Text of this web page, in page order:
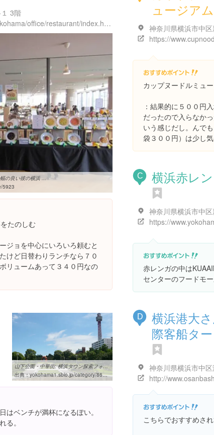
3階
https://www.jica.go.jp/domestic/yokohama/office/restaurant/index.html
の良い彼の横浜 ...
5923
たのしむ
ジョを中心にいろいろ頼むと
けど日替わりランチなら７０
リュームあって３４０円なの
ュージアム
カップヌードルミュ
：結果的に５００円
だったので入らなか
いう感じだし。んで
袋３００円）は少し
C 横浜赤レ
赤レンガの中は
センターのフードモ
D
横浜港大
際客船タ
http://
こちらでおすすめさ
山下公園・中華街: 横浜タウン探索フォトギャラリー
出典：yokohama1.sblo.jp/category/86179-1.html
はベンチが満杯になるぽい。
る。